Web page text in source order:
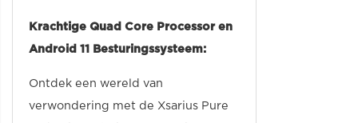
Krachtige Quad Core Processor en
Android 11 Besturingssysteem:
Ontdek een wereld van
verwondering met de Xsarius Pure